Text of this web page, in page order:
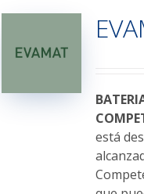
Las
elegir
en
la
página
de
está